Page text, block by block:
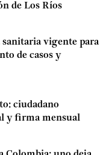
de Los Ríos
vigente para
de casos y
ciudadano
y firma mensual